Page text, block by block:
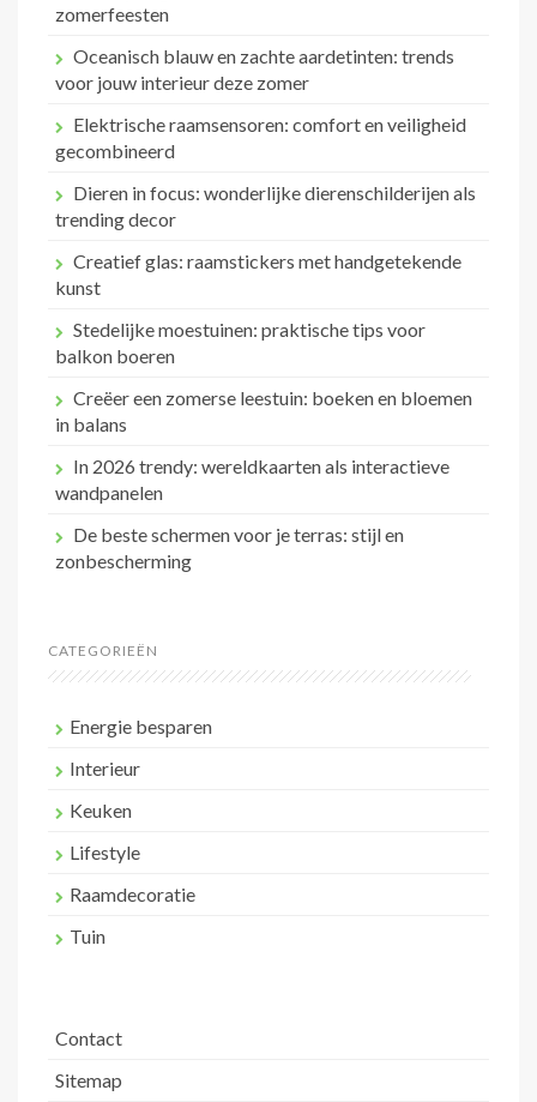
zomerfeesten
Oceanisch blauw en zachte aardetinten: trends
voor jouw interieur deze zomer
Elektrische raamsensoren: comfort en veiligheid
gecombineerd
Dieren in focus: wonderlijke dierenschilderijen als
trending decor
Creatief glas: raamstickers met handgetekende
kunst
Stedelijke moestuinen: praktische tips voor
balkon boeren
Creëer een zomerse leestuin: boeken en bloemen
in balans
In 2026 trendy: wereldkaarten als interactieve
wandpanelen
De beste schermen voor je terras: stijl en
zonbescherming
CATEGORIEËN
Energie besparen
Interieur
Keuken
Lifestyle
Raamdecoratie
Tuin
Contact
Sitemap